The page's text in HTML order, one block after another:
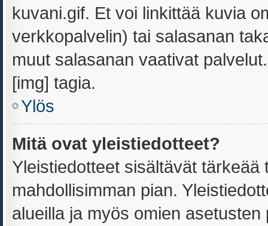
kuvani.gif. Et voi linkittää kuvia
verkkopalvelin) tai salasanan
muut salasanan vaativat
[img] tagia.
Ylös
Mitä ovat yleistiedotteet?
Yleistiedotteet sisältävät
mahdollisimman pian.
alueilla ja myös omien